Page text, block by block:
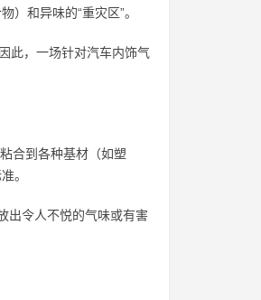
和异味的“重灾区”。
此，一场针对汽车内饰气
合到各种基材（如塑
。
出令人不悦的气味或有害